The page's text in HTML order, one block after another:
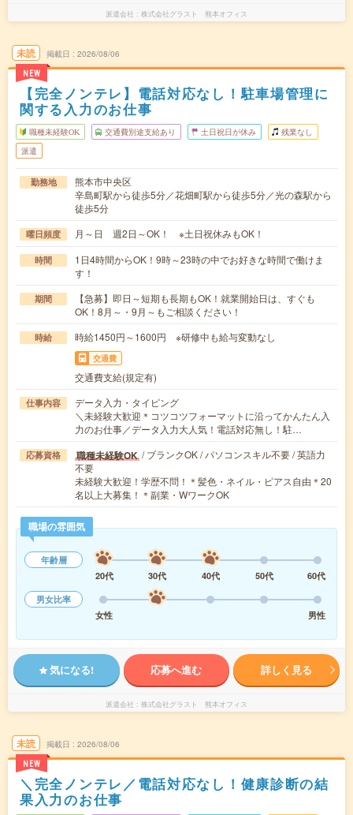
派遣会社 株式会社グラスト 熊本オフィス
未読
NEW
掲載日 2026/08/06
【完全ノンテレ】電話対応なし！駐車場管理に
関する入力のお仕事
職種未経験OK 交通費別途支給あり 土日祝日が休み 残業なし
派遣
勤務地
熊本市中央区
辛島町駅から徒歩5分／花畑町駅から徒歩5分／光の森駅から
徒歩5分
曜日頻度 月～日 週2日～OK！ ※土日祝休みもOK！
時間
1日4時間からOK！9時～23時の中でお好きな時間で働けま
す！
期間
【急募】即日～短期も長期もOK！就業開始日は、すぐも
OK！8月～・9月～もご相談ください！
時給 時給1450円～1600円 ※研修中も給与変動なし
交通費
交通費支給(規定有)
仕事内容
データ入力・タイピング
＼未経験大歓迎＊コツコツフォーマットに沿ってかんたん入
力のお仕事／データ入力大人気！電話対応無し！駐…
応募資格 職種未経験OK / ブランクOK / パソコンスキル不要 / 英語力
不要
未経験大歓迎！学歴不問！＊髪色・ネイル・ピアス自由＊20
名以上大募集！＊副業・WワークOK
職場の雰囲気
年齢層
20代
30代 40代 50代
60代
男女比率
女性
男性
気になる! 応募へ進む 詳しく見る
派遣会社 株式会社グラスト 熊本オフィス
未読
NEW
掲載日 2026/08/06
＼完全ノンテレ／電話対応なし！健康診断の結
果入力のお仕事